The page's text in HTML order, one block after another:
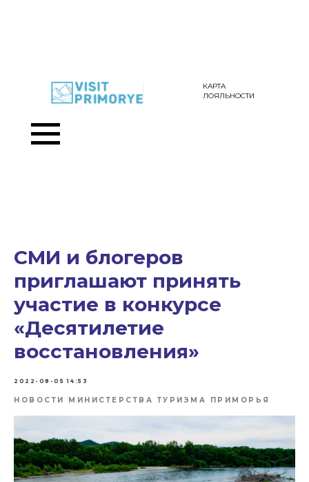
КАРТА
ЛОЯЛЬНОСТИ
СМИ и блогеров
приглашают принять
участие в конкурсе
«Десятилетие
восстановления»
2022-08-05 14:53
НОВОСТИ МИНИСТЕРСТВА ТУРИЗМА ПРИМОРЬЯ